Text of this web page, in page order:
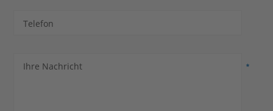
Telefon
Ihre Nachricht